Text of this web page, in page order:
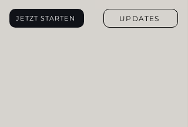
JETZT STARTEN UPDATES